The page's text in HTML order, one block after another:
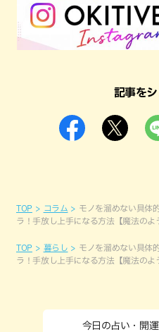
記事を
TOP コラム
モノを溜めない具体
ラ！手放し上手になる方法【魔法のよ
TOP 暮らし
モノを溜めない具体
ラ！手放し上手になる方法【魔法のよ
今日の占い・開